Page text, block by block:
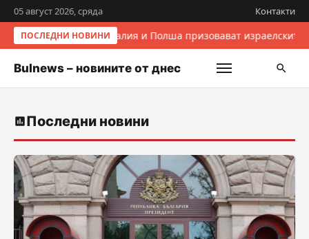
05 август 2026, сряда Контакти
ПОСЛЕДНИ НОВИНИИталия и Полша призовават израелските
Bulnews – новините от днес
Последни новини